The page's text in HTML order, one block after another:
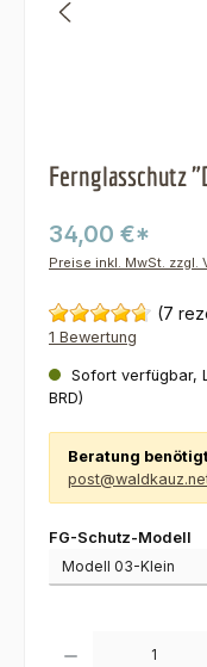
Fernglasschutz
34,00 €*
Preise inkl. MwSt. zzgl.
(7
1 Bewertung
Sofort verfügbar,
BRD)
Beratung
FG-Schutz-Modell